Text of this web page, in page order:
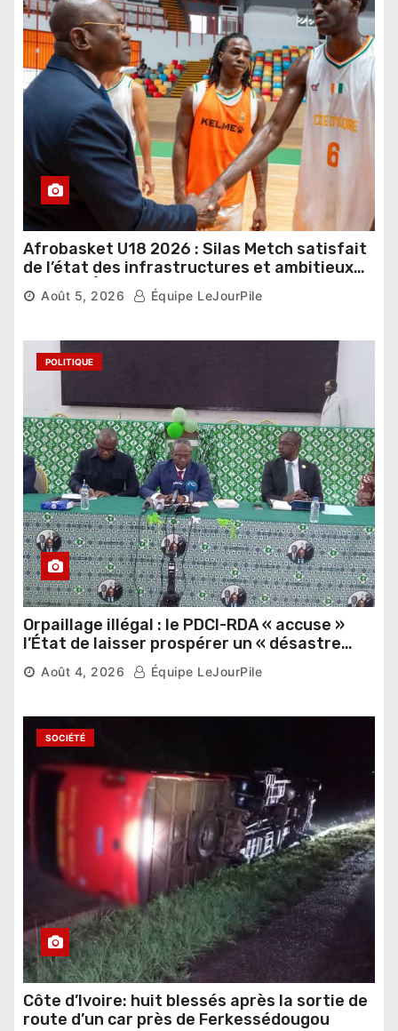
Afrobasket U18 2026 : Silas Metch satisfait
de l’état des infrastructures et ambitieux
pour les Éléphants
Août 5, 2026 Équipe LeJourPile
POLITIQUE
Orpaillage illégal : le PDCI-RDA « accuse »
l’État de laisser prospérer un « désastre
national »
Août 4, 2026 Équipe LeJourPile
SOCIÉTÉ
Côte d’Ivoire: huit blessés après la sortie de
route d’un car près de Ferkessédougou